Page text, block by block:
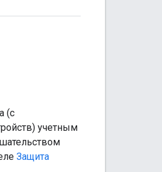
(с
учетным
Защита